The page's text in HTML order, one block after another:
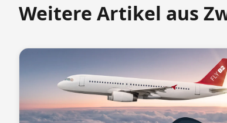
Weitere Artikel aus